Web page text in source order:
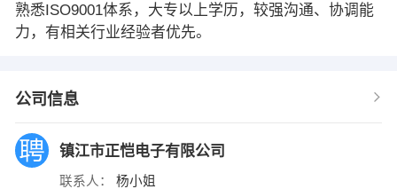
熟悉ISO9001体系，大专以上学历，较强沟通、协调能
力，有相关行业经验者优先。
公司信息
镇江市正恺电子有限公司
联系人： 杨小姐